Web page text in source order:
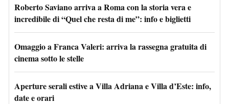
Roberto Saviano arriva a Roma con la storia vera e
incredibile di “Quel che resta di me”: info e biglietti
Omaggio a Franca Valeri: arriva la rassegna gratuita di
cinema sotto le stelle
Aperture serali estive a Villa Adriana e Villa d’Este: info,
date e orari